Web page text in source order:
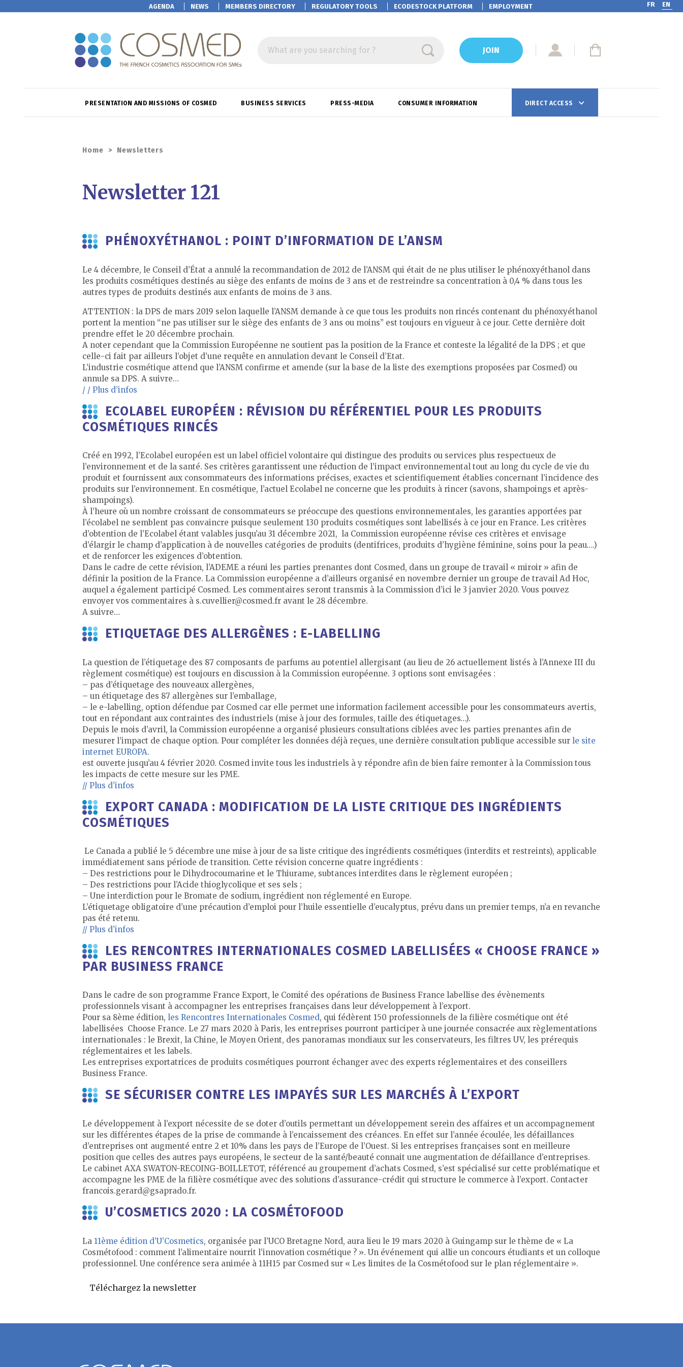
AGENDA NEWS MEMBERS DIRECTORY REGULATORY TOOLS ECODESTOCK PLATFORM EMPLOYMENT FR EN
What are you searching for ? JOIN
PRESENTATION AND MISSIONS OF COSMED BUSINESS SERVICES PRESS-MEDIA CONSUMER INFORMATION DIRECT ACCESS
Home > Newsletters
Newsletter 121
PHÉNOXYÉTHANOL : POINT D’INFORMATION DE L’ANSM
Le 4 décembre, le Conseil d’État a annulé la recommandation de 2012 de l’ANSM qui était de ne plus utiliser le phénoxyéthanol dans
les produits cosmétiques destinés au siège des enfants de moins de 3 ans et de restreindre sa concentration à 0,4 % dans tous les
autres types de produits destinés aux enfants de moins de 3 ans.
ATTENTION : la DPS de mars 2019 selon laquelle l’ANSM demande à ce que tous les produits non rincés contenant du phénoxyéthanol
portent la mention “ne pas utiliser sur le siège des enfants de 3 ans ou moins” est toujours en vigueur à ce jour. Cette dernière doit
prendre effet le 20 décembre prochain.
A noter cependant que la Commission Européenne ne soutient pas la position de la France et conteste la légalité de la DPS ; et que
celle-ci fait par ailleurs l’objet d’une requête en annulation devant le Conseil d’Etat.
L’industrie cosmétique attend que l’ANSM confirme et amende (sur la base de la liste des exemptions proposées par Cosmed) ou
annule sa DPS. A suivre…
/ / Plus d’infos
ECOLABEL EUROPÉEN : RÉVISION DU RÉFÉRENTIEL POUR LES PRODUITS
COSMÉTIQUES RINCÉS
Créé en 1992, l’Ecolabel européen est un label officiel volontaire qui distingue des produits ou services plus respectueux de
l’environnement et de la santé. Ses critères garantissent une réduction de l’impact environnemental tout au long du cycle de vie du
produit et fournissent aux consommateurs des informations précises, exactes et scientifiquement établies concernant l’incidence des
produits sur l’environnement. En cosmétique, l’actuel Ecolabel ne concerne que les produits à rincer (savons, shampoings et après-
shampoings).
À l’heure où un nombre croissant de consommateurs se préoccupe des questions environnementales, les garanties apportées par
l’écolabel ne semblent pas convaincre puisque seulement 130 produits cosmétiques sont labellisés à ce jour en France. Les critères
d’obtention de l’Ecolabel étant valables jusqu’au 31 décembre 2021, la Commission européenne révise ces critères et envisage
d’élargir le champ d’application à de nouvelles catégories de produits (dentifrices, produits d’hygiène féminine, soins pour la peau….)
et de renforcer les exigences d’obtention.
Dans le cadre de cette révision, l’ADEME a réuni les parties prenantes dont Cosmed, dans un groupe de travail « miroir » afin de
définir la position de la France. La Commission européenne a d’ailleurs organisé en novembre dernier un groupe de travail Ad Hoc,
auquel a également participé Cosmed. Les commentaires seront transmis à la Commission d’ici le 3 janvier 2020. Vous pouvez
envoyer vos commentaires à s.cuvellier@cosmed.fr avant le 28 décembre.
A suivre…
ETIQUETAGE DES ALLERGÈNES : E-LABELLING
La question de l’étiquetage des 87 composants de parfums au potentiel allergisant (au lieu de 26 actuellement listés à l’Annexe III du
règlement cosmétique) est toujours en discussion à la Commission européenne. 3 options sont envisagées :
– pas d’étiquetage des nouveaux allergènes,
– un étiquetage des 87 allergènes sur l’emballage,
– le e-labelling, option défendue par Cosmed car elle permet une information facilement accessible pour les consommateurs avertis,
tout en répondant aux contraintes des industriels (mise à jour des formules, taille des étiquetages…).
Depuis le mois d’avril, la Commission européenne a organisé plusieurs consultations ciblées avec les parties prenantes afin de
mesurer l’impact de chaque option. Pour compléter les données déjà reçues, une dernière consultation publique accessible sur le site
internet EUROPA.
est ouverte jusqu’au 4 février 2020. Cosmed invite tous les industriels à y répondre afin de bien faire remonter à la Commission tous
les impacts de cette mesure sur les PME.
// Plus d’infos
EXPORT CANADA : MODIFICATION DE LA LISTE CRITIQUE DES INGRÉDIENTS
COSMÉTIQUES
Le Canada a publié le 5 décembre une mise à jour de sa liste critique des ingrédients cosmétiques (interdits et restreints), applicable
immédiatement sans période de transition. Cette révision concerne quatre ingrédients :
– Des restrictions pour le Dihydrocoumarine et le Thiurame, subtances interdites dans le règlement européen ;
– Des restrictions pour l’Acide thioglycolique et ses sels ;
– Une interdiction pour le Bromate de sodium, ingrédient non réglementé en Europe.
L’étiquetage obligatoire d’une précaution d’emploi pour l’huile essentielle d’eucalyptus, prévu dans un premier temps, n’a en revanche
pas été retenu.
// Plus d’infos
LES RENCONTRES INTERNATIONALES COSMED LABELLISÉES « CHOOSE FRANCE »
PAR BUSINESS FRANCE
Dans le cadre de son programme France Export, le Comité des opérations de Business France labellise des évènements
professionnels visant à accompagner les entreprises françaises dans leur développement à l’export.
Pour sa 8ème édition, les Rencontres Internationales Cosmed, qui fédèrent 150 professionnels de la filière cosmétique ont été
labellisées Choose France. Le 27 mars 2020 à Paris, les entreprises pourront participer à une journée consacrée aux règlementations
internationales : le Brexit, la Chine, le Moyen Orient, des panoramas mondiaux sur les conservateurs, les filtres UV, les prérequis
réglementaires et les labels.
Les entreprises exportatrices de produits cosmétiques pourront échanger avec des experts réglementaires et des conseillers
Business France.
SE SÉCURISER CONTRE LES IMPAYÉS SUR LES MARCHÉS À L’EXPORT
Le développement à l’export nécessite de se doter d’outils permettant un développement serein des affaires et un accompagnement
sur les différentes étapes de la prise de commande à l’encaissement des créances. En effet sur l’année écoulée, les défaillances
d’entreprises ont augmenté entre 2 et 10% dans les pays de l’Europe de l’Ouest. Si les entreprises françaises sont en meilleure
position que celles des autres pays européens, le secteur de la santé/beauté connait une augmentation de défaillance d’entreprises.
Le cabinet AXA SWATON-RECOING-BOILLETOT, référencé au groupement d’achats Cosmed, s’est spécialisé sur cette problématique et
accompagne les PME de la filière cosmétique avec des solutions d’assurance-crédit qui structure le commerce à l’export. Contacter
francois.gerard@gsaprado.fr.
U’COSMETICS 2020 : LA COSMÉTOFOOD
La 11ème édition d’U’Cosmetics, organisée par l’UCO Bretagne Nord, aura lieu le 19 mars 2020 à Guingamp sur le thème de « La
Cosmétofood : comment l’alimentaire nourrit l’innovation cosmétique ? ». Un événement qui allie un concours étudiants et un colloque
professionnel. Une conférence sera animée à 11H15 par Cosmed sur « Les limites de la Cosmétofood sur le plan réglementaire ».
Téléchargez la newsletter